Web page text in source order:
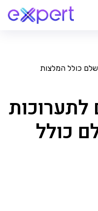
כולל המלצות
לתערוכות
כולל